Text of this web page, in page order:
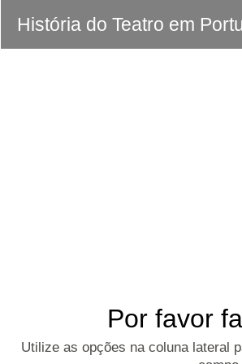
História do Teatro em
Por favor
Utilize as opções na coluna lateral